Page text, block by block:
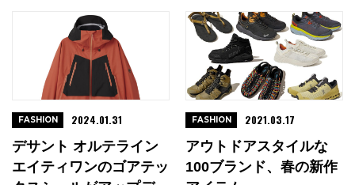
デサント オルテライン
エイティワンのゴアテッ
FASHION 2024.01.31
アウトドアスタイルな
100ブランド、春の新作
FASHION 2021.03.17